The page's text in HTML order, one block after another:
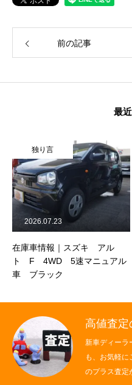
前の記事
最
独り言
在庫車情報｜スズキ アル
ト F 4WD 5速マニュアル
車 ブラック
2026.07.23
高値査定
新車ディーラ
も、お気軽に
のプラス査定